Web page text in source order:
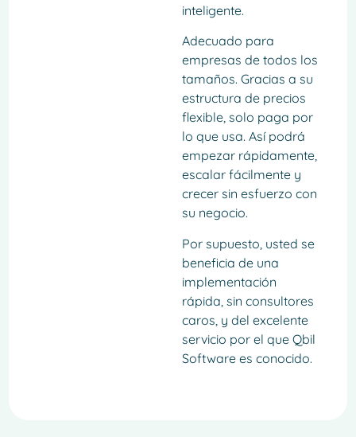
inteligente.
Adecuado para
empresas de todos los
tamaños. Gracias a su
estructura de precios
flexible, solo paga por
lo que usa. Así podrá
empezar rápidamente,
escalar fácilmente y
crecer sin esfuerzo con
su negocio.
Por supuesto, usted se
beneficia de una
implementación
rápida, sin consultores
caros, y del excelente
servicio por el que Qbil
Software es conocido.